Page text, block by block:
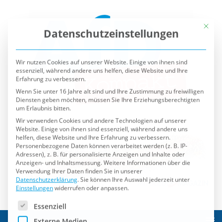
Wir nutzen Cookies auf unserer Website. Einige von ihnen sind
essenziell, während andere uns helfen, diese Website und Ihre
Erfahrung zu verbessern.
Wenn Sie unter 16 Jahre alt sind und Ihre Zustimmung zu freiwilligen
Diensten geben möchten, müssen Sie Ihre Erziehungsberechtigten
um Erlaubnis bitten.
Wir verwenden Cookies und andere Technologien auf unserer
Website. Einige von ihnen sind essenziell, während andere uns
helfen, diese Website und Ihre Erfahrung zu verbessern.
Personenbezogene Daten können verarbeitet werden (z. B. IP-
Adressen), z. B. für personalisierte Anzeigen und Inhalte oder
Anzeigen- und Inhaltsmessung.Weitere Informationen über die
Verwendung Ihrer Daten finden Sie in unserer
Datenschutzerklärung. Sie können Ihre Auswahl jederzeit unter
Einstellungenwiderrufen oder anpassen.
Es folgt eine Liste der Service-Gruppen, für die eine
Externe Medien